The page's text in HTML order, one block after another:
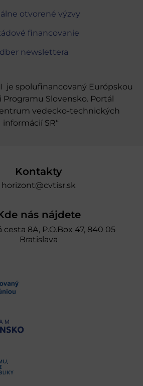
otvorené výzvy
financovanie
newslettera
je spolufinancovaný Európskou
Programu Slovensko. Portál
vedecko-technických
informácií SR“
Kontakty
horizont@cvtisr.sk
nás nájdete
cesta 8A, P.O.Box 47, 840 05
Bratislava